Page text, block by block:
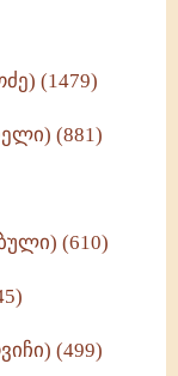
(1479)
(881)
(610)
(499)